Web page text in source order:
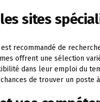
sites
recommandé de
offrent une sélection
dans leur emploi du
de trouver un poste